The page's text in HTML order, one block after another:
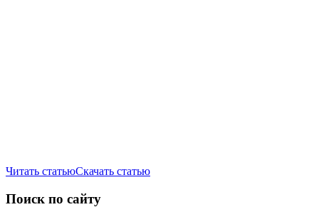
Читать статьюСкачать статью
Поиск по сайту